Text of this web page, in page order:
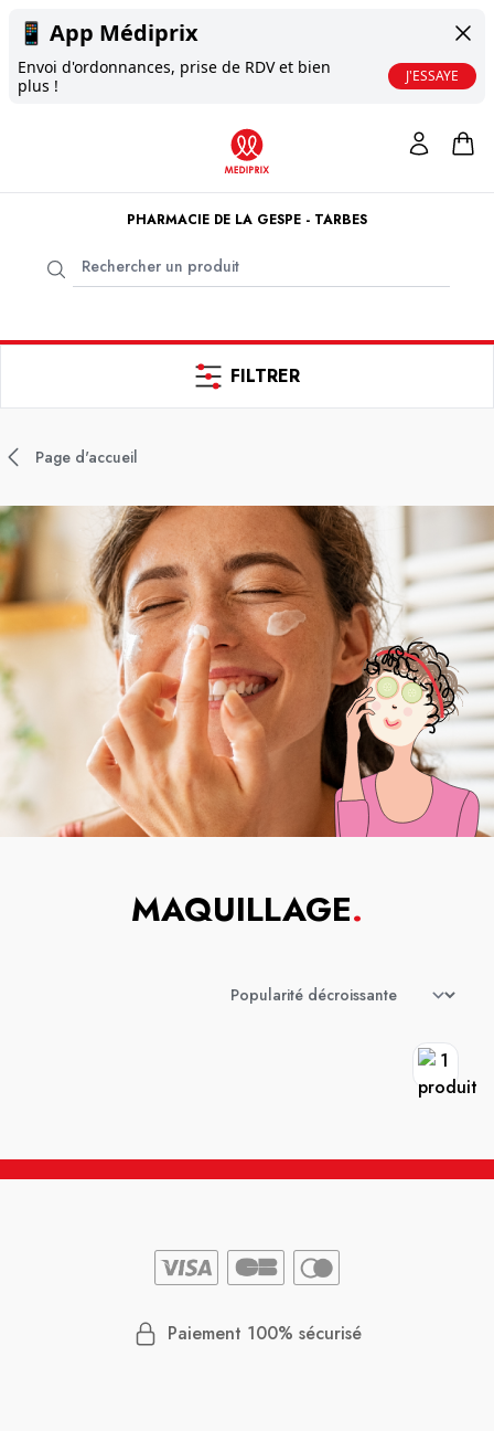
📱 App Médiprix
Envoi d'ordonnances, prise de RDV et bien
plus !
J'ESSAYE
PHARMACIE DE LA GESPE - TARBES
FILTRER
Page d'accueil
MAQUILLAGE.
Paiement 100% sécurisé